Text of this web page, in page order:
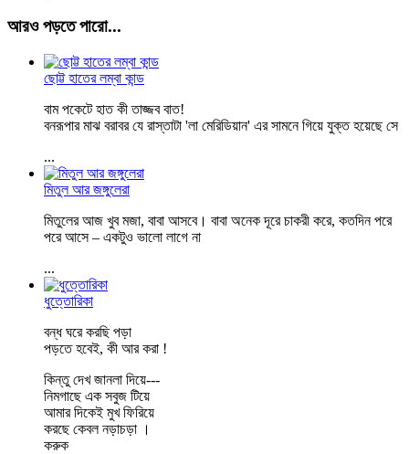
আরও পড়তে পারো...
ছোট্ট হাতের লম্বা কান্ড
বাম পকেটে হাত কী তাজ্জব বাত!
বনরূপার মাঝ বরাবর যে রাস্তাটা 'লা মেরিডিয়ান' এর সামনে গিয়ে যুক্ত হয়েছে সে
...
মিতুল আর জঙ্গুলেরা
মিতুলের আজ খুব মজা, বাবা আসবে। বাবা অনেক দূরে চাকরী করে, কতদিন পরে
পরে আসে – একটুও ভালো লাগে না
...
ধুত্তোরিকা
বন্ধ ঘরে করছি পড়া
পড়তে হবেই, কী আর করা !
কিন্তু দেখ জানলা দিয়ে---
নিমগাছে এক সবুজ টিয়ে
আমার দিকেই মুখ ফিরিয়ে
করছে কেবল নড়াচড়া ।
করুক